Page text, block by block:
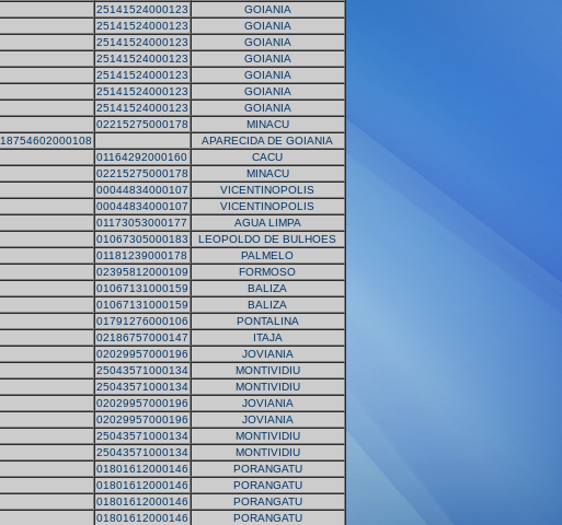
25141524000123
GOIANIA
25141524000123
GOIANIA
25141524000123
GOIANIA
25141524000123
GOIANIA
25141524000123
GOIANIA
25141524000123
GOIANIA
25141524000123
GOIANIA
02215275000178
MINACU
18754602000108
APARECIDA DE GOIANIA
01164292000160
CACU
02215275000178
MINACU
00044834000107
VICENTINOPOLIS
00044834000107
VICENTINOPOLIS
01173053000177
AGUA LIMPA
01067305000183
LEOPOLDO DE BULHOES
01181239000178
PALMELO
02395812000109
FORMOSO
01067131000159
BALIZA
01067131000159
BALIZA
01791276000106
PONTALINA
02186757000147
ITAJA
02029957000196
JOVIANIA
25043571000134
MONTIVIDIU
25043571000134
MONTIVIDIU
02029957000196
JOVIANIA
02029957000196
JOVIANIA
25043571000134
MONTIVIDIU
25043571000134
MONTIVIDIU
01801612000146
PORANGATU
01801612000146
PORANGATU
01801612000146
PORANGATU
01801612000146
PORANGATU